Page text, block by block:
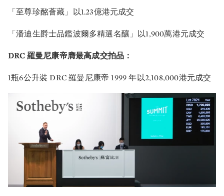
「至尊珍酩薈藏」以1.23億港元成交
「潘迪生爵士品鑑波爾多精選名釀」以1,900萬港元成交
DRC 羅曼尼康帝膺最高成交拍品：
1瓶6公升裝 DRC 羅曼尼康帝 1999 年以2,108,000港元成交